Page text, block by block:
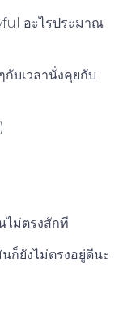
อะไรประมาณ
บเวลานั่งคุยกับ
ไม่ตรงสักที
ก็ยังไม่ตรงอยู่ดีนะ